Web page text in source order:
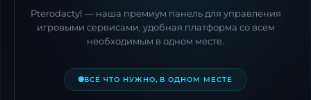
Pterodactyl — наша премиум панель для управления
игровыми сервисами, удобная платформа со всем
необходимым в одном месте.
ВСЁ ЧТО НУЖНО, В ОДНОМ МЕСТЕ